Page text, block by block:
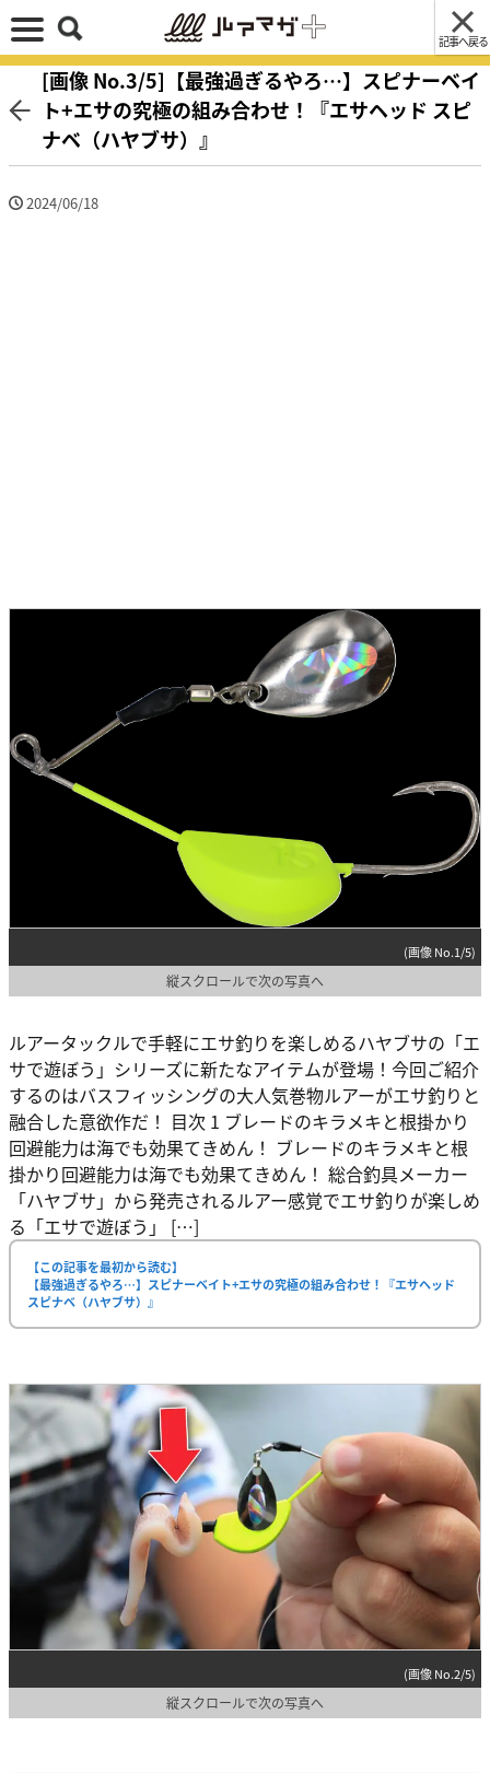
記事へ戻る
[画像 No.3/5]【最強過ぎるやろ…】スピナーベイ
ト+エサの究極の組み合わせ！『エサヘッド スピ
ナベ（ハヤブサ）』
2024/06/18
(画像 No.1/5)
縦スクロールで次の写真へ
ルアータックルで手軽にエサ釣りを楽しめるハヤブサの「エ
サで遊ぼう」シリーズに新たなアイテムが登場！今回ご紹介
するのはバスフィッシングの大人気巻物ルアーがエサ釣りと
融合した意欲作だ！ 目次 1 ブレードのキラメキと根掛かり
回避能力は海でも効果てきめん！ ブレードのキラメキと根
掛かり回避能力は海でも効果てきめん！ 総合釣具メーカー
「ハヤブサ」から発売されるルアー感覚でエサ釣りが楽しめ
る「エサで遊ぼう」 […]
【この記事を最初から読む】
【最強過ぎるやろ…】スピナーベイト+エサの究極の組み合わせ！『エサヘッド
スピナベ（ハヤブサ）』
(画像 No.2/5)
縦スクロールで次の写真へ